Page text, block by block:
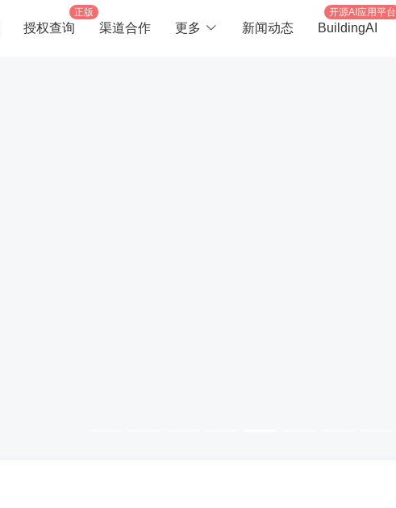
正版
授权查询 渠道合作 更多 新闻动态
开源AI应用平台
BuildingAI